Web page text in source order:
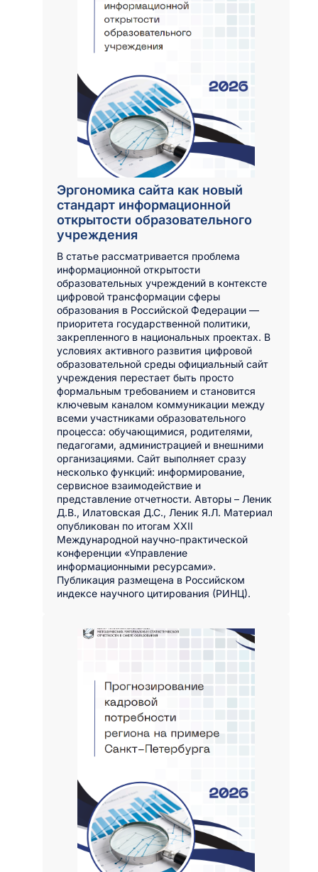
Эргономика сайта как новый
стандарт информационной
открытости образовательного
учреждения
В статье рассматривается проблема
информационной открытости
образовательных учреждений в контексте
цифровой трансформации сферы
образования в Российской Федерации —
приоритета государственной политики,
закрепленного в национальных проектах. В
условиях активного развития цифровой
образовательной среды официальный сайт
учреждения перестает быть просто
формальным требованием и становится
ключевым каналом коммуникации между
всеми участниками образовательного
процесса: обучающимися, родителями,
педагогами, администрацией и внешними
организациями. Сайт выполняет сразу
несколько функций: информирование,
сервисное взаимодействие и
представление отчетности. Авторы – Леник
Д.В., Илатовская Д.С., Леник Я.Л. Материал
опубликован по итогам XXII
Международной научно-практической
конференции «Управление
информационными ресурсами».
Публикация размещена в Российском
индексе научного цитирования (РИНЦ).